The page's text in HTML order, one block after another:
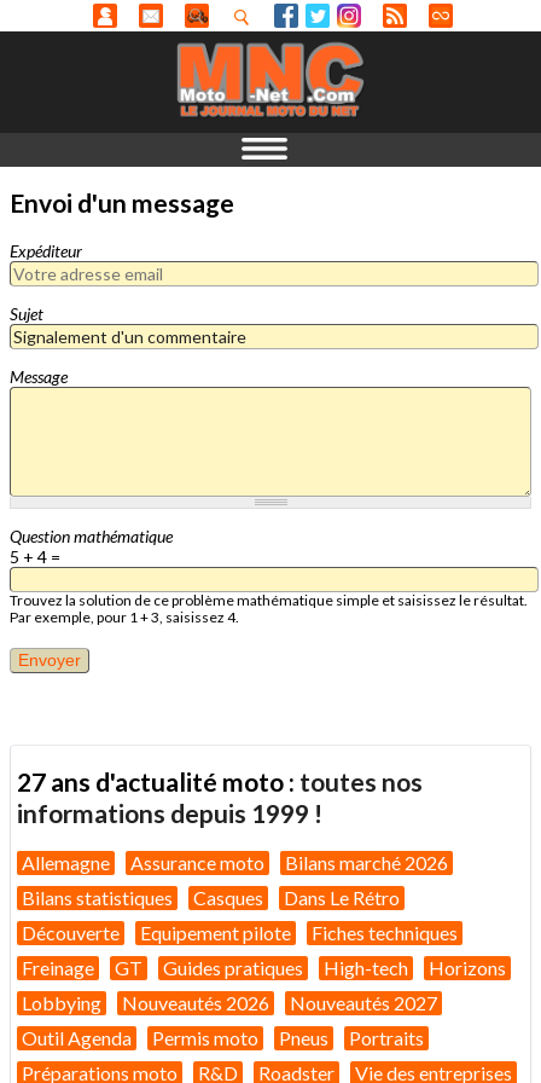
Envoi d'un message
Expéditeur
Sujet
Message
Question mathématique
5 + 4 =
Trouvez la solution de ce problème mathématique simple et saisissez le résultat.
Par exemple, pour 1 + 3, saisissez 4.
27 ans d'actualité moto : toutes nos
informations depuis 1999 !
Allemagne Assurance moto
Bilans marché 2026
Bilans statistiques
Casques
Dans Le Rétro
Découverte
Equipement pilote
Fiches techniques
Freinage
GT Guides pratiques High-tech
Horizons
Lobbying
Nouveautés 2026
Nouveautés 2027
Outil Agenda
Permis moto Pneus
Portraits
Préparations moto
R&D Roadster Vie des entreprises